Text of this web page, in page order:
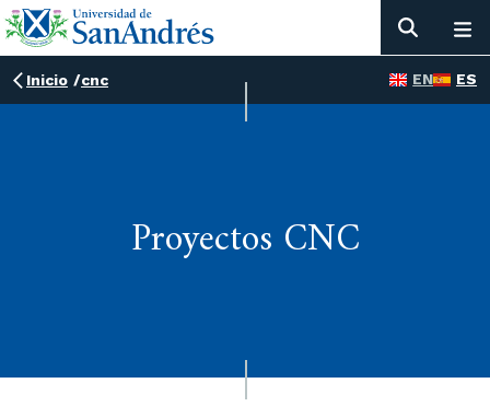
Inicio /cnc EN ES
Proyectos CNC